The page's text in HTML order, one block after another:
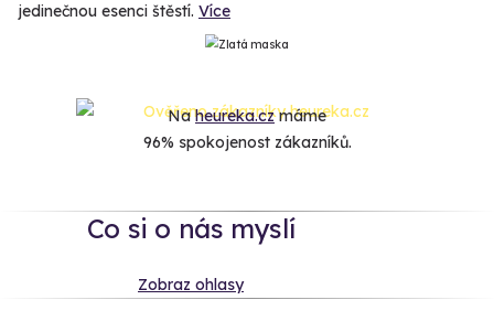
jedinečnou esenci štěstí. Více
Naheureka.czmáme
96% spokojenost zákazníků.
Co si o nás myslí
Zobraz ohlasy